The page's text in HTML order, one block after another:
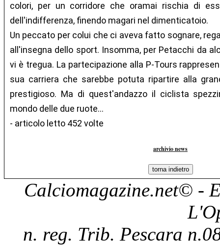
colori, per un corridore che oramai rischia di
dell'indifferenza, finendo magari nel dimenticatoio.
Un peccato per colui che ci aveva fatto sognare,
all'insegna dello sport. Insomma, per Petacchi da
vi è tregua. La partecipazione alla P-Tours
sua carriera che sarebbe potuta ripartire alla
prestigioso. Ma di quest'andazzo il ciclista
mondo delle due ruote...
- articolo letto 452 volte
archivio news
Calciomagazine.net© -
n. reg. Trib. Pescara